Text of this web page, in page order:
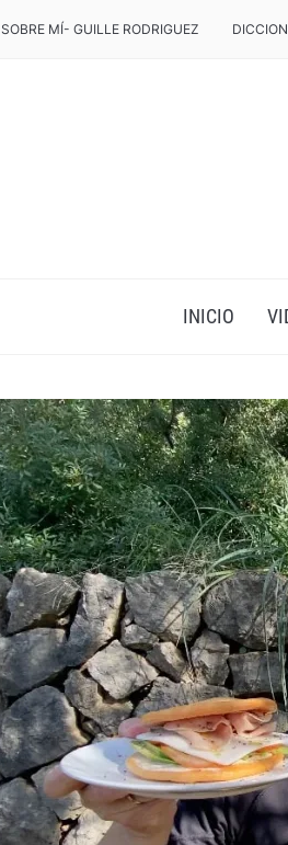
SOBRE MÍ- GUILLE RODRIGUEZ
INICIO